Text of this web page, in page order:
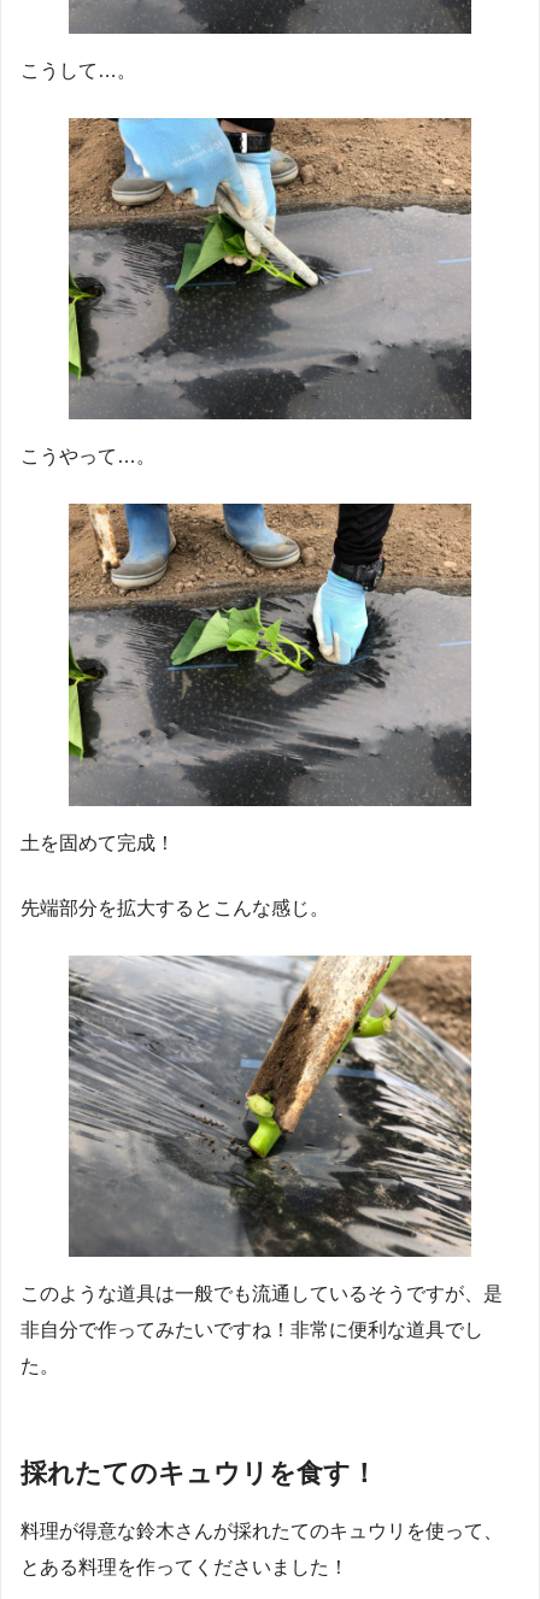
こうして…。
こうやって…。
土を固めて完成！
先端部分を拡大するとこんな感じ。
このような道具は一般でも流通しているそうですが、是
非自分で作ってみたいですね！非常に便利な道具でし
た。
採れたてのキュウリを食す！
料理が得意な鈴木さんが採れたてのキュウリを使って、
とある料理を作ってくださいました！